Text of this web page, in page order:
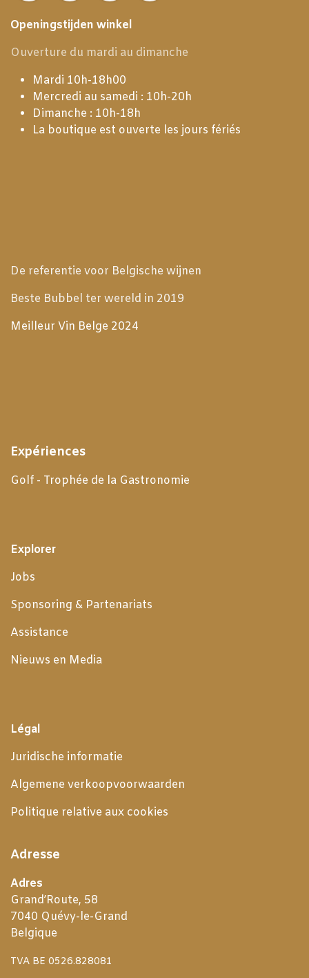
Openingstijden winkel
Ouverture du mardi au dimanche
Mardi 10h-18h00
Mercredi au samedi : 10h-20h
Dimanche : 10h-18h
La boutique est ouverte les jours fériés
De referentie voor Belgische wijnen
Beste Bubbel ter wereld in 2019
Meilleur Vin Belge 2024
Expériences
Golf - Trophée de la Gastronomie
Explorer
Jobs
Sponsoring & Partenariats
Assistance
Nieuws en Media
Légal
Juridische informatie
Algemene verkoopvoorwaarden
Politique relative aux cookies
Adresse
Adres
Grand’Route, 58
7040 Quévy-le-Grand
Belgique
TVA BE 0526.828081